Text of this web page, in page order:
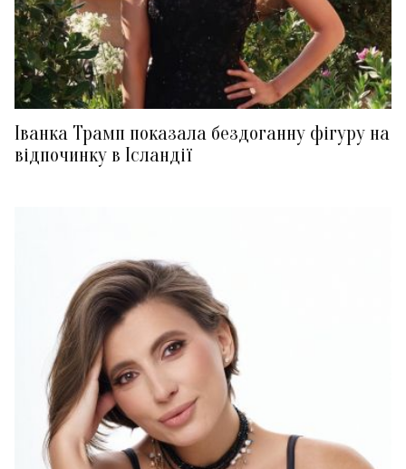
Іванка Трамп показала бездоганну фігуру на
відпочинку в Ісландії